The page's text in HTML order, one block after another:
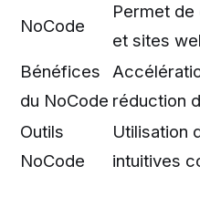
NoCode
Permet
et sites
Bénéfices
du NoCode réduction
Outils
NoCode
Utilisation
intuitives